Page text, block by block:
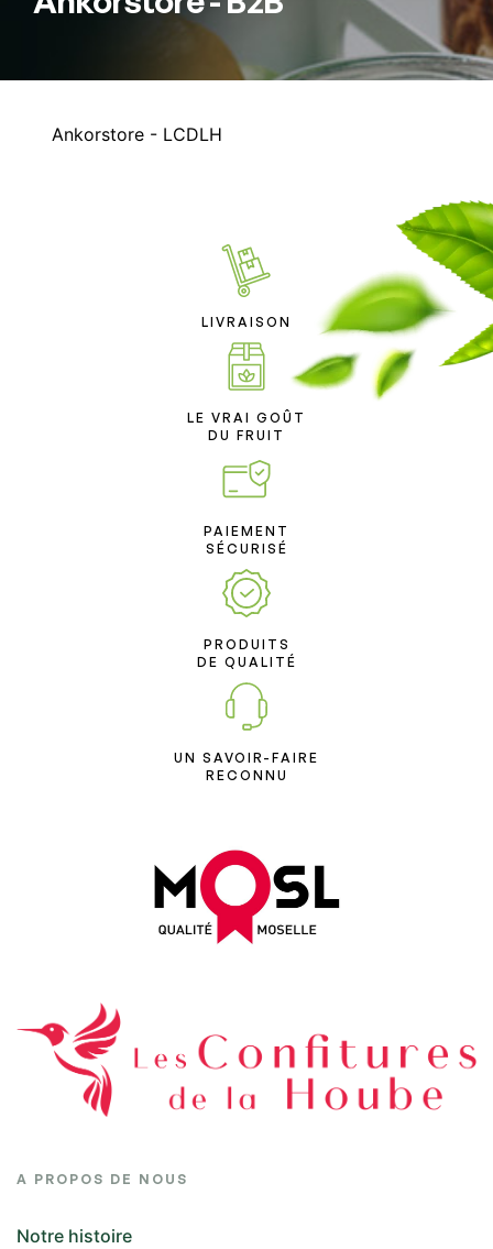
Ankorstore - LCDLH
LIVRAISON
LE VRAI GOÛT
DU FRUIT
PAIEMENT
SÉCURISÉ
PRODUITS
DE QUALITÉ
UN SAVOIR-FAIRE
RECONNU
A PROPOS DE NOUS
Notre histoire